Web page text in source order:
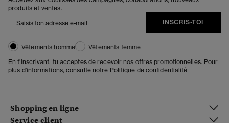
produits et ventes.
INSCRIS-TOI
Vêtements homme
Vêtements femme
En t'inscrivant, tu acceptes de recevoir nos offres promotionnelles. Pour
plus d'informations, consulte notre Politique de confidentialité
Shopping en ligne
Service client